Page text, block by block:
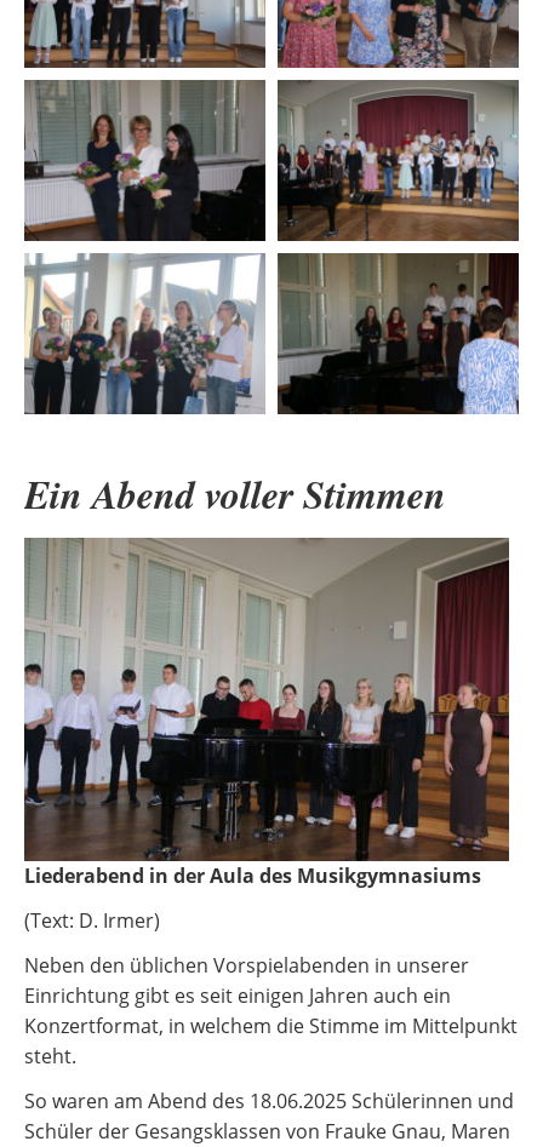
Ein Abend voller Stimmen
Liederabend in der Aula des Musikgymnasiums
(Text: D. Irmer)
Neben den üblichen Vorspielabenden in unserer
Einrichtung gibt es seit einigen Jahren auch ein
Konzertformat, in welchem die Stimme im Mittelpunkt
steht.
So waren am Abend des 18.06.2025 Schülerinnen und
Schüler der Gesangsklassen von Frauke Gnau, Maren